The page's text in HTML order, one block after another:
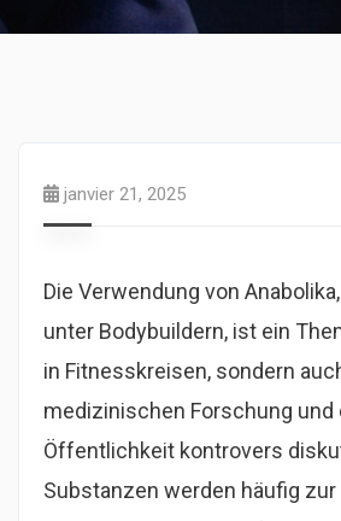
janvier 21, 2025
Die Verwendung von
unter Bodybuildern, ist ein
in Fitnesskreisen, sondern
medizinischen Forschung und
Öffentlichkeit kontrovers
Substanzen werden häufig